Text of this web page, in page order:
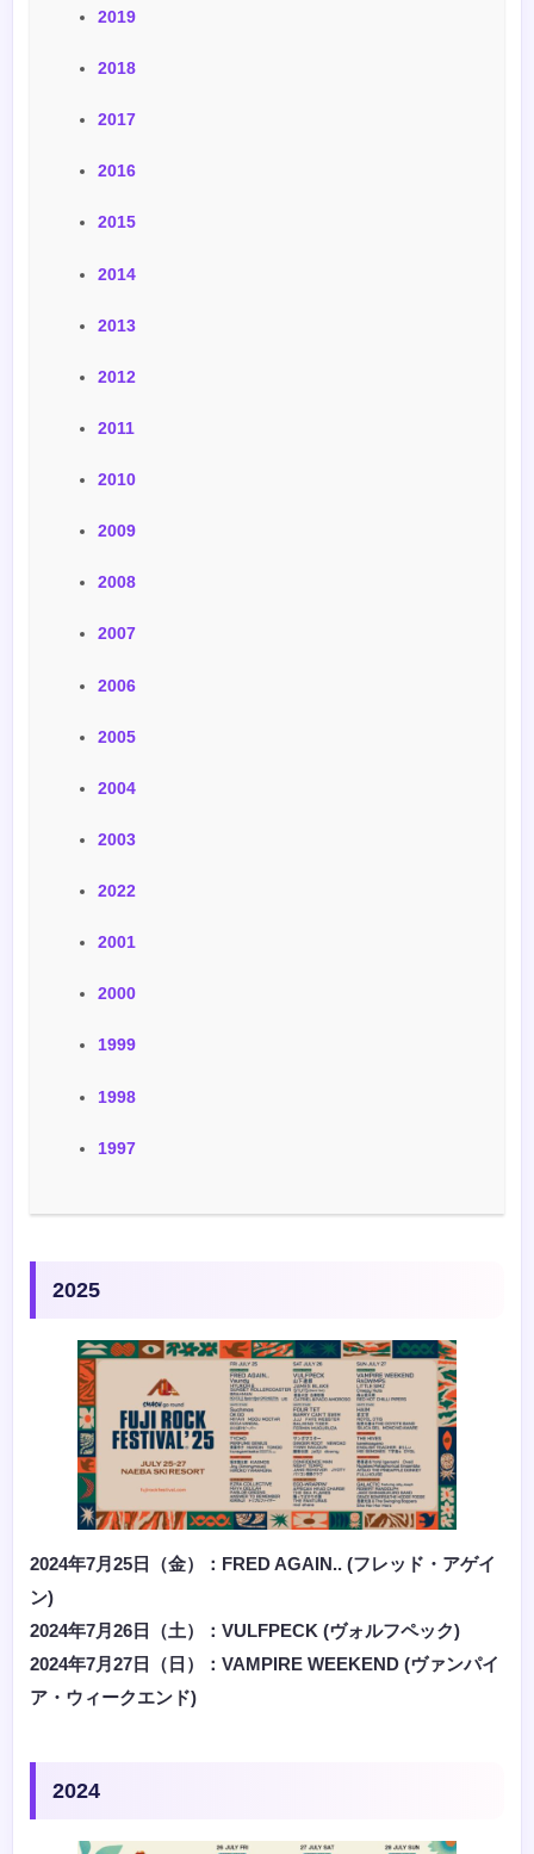
2019
2018
2017
2016
2015
2014
2013
2012
2011
2010
2009
2008
2007
2006
2005
2004
2003
2022
2001
2000
1999
1998
1997
2025
2024年7月25日（金）：FRED AGAIN.. (フレッド・アゲイ
ン)
2024年7月26日（土）：VULFPECK (ヴォルフペック)
2024年7月27日（日）：VAMPIRE WEEKEND (ヴァンパイ
ア・ウィークエンド)
2024